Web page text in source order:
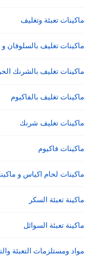
ماكينات تعبئة وتغليف
ماكينات تغليف بالسلوفان
ماكينات تغليف بالشرنك
ماكينات تغليف بالفاكيوم
ماكينات تغليف شرنك
ماكينات فاكيوم
ماكينات لحام اكياس و
ماكينة تعبئة السكر
ماكينة تعبئة السوائل
مواد ومستلزمات التعبئة